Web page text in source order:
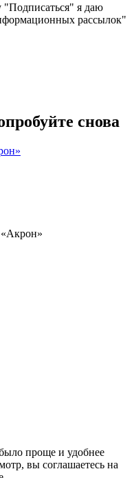
"Подписаться" я даю
рассылок"
снова
проще и удобнее
вы соглашаетесь на